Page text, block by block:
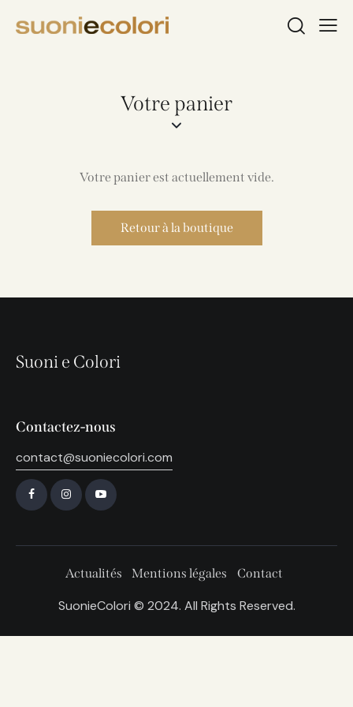
Votre panier
Votre panier est actuellement vide.
Retour à la boutique
Suoni e Colori
Contactez-nous
contact@suoniecolori.com
Actualités Mentions légales Contact
SuonieColori © 2024. All Rights Reserved.